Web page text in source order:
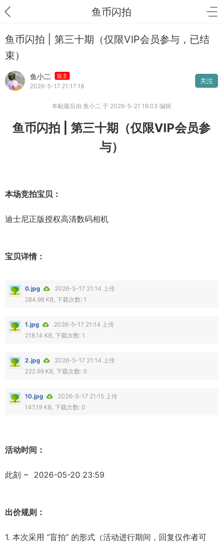
鱼币闪拍
鱼币闪拍 | 第三十期（仅限VIP会员参与，已结
束）
鱼小二 版主
2026-5-17 21:17:18
关注
本帖最后由 鱼小二 于 2026-5-21 18:03 编辑
鱼币闪拍 | 第三十期（仅限VIP会员参
与）
本场竞拍宝贝：
迪士尼正版授权高清数码相机
宝贝详情：
0.jpg
2026-5-17 21:14 上传
284.98 KB, 下载次数: 1
1.jpg
2026-5-17 21:14 上传
218.14 KB, 下载次数: 1
2.jpg
2026-5-17 21:14 上传
222.99 KB, 下载次数: 0
10.jpg
2026-5-17 21:15 上传
147.19 KB, 下载次数: 0
活动时间：
此刻 ~ 2026-05-20 23:59
出价规则：
1. 本次采用 “盲拍” 的形式（活动进行期间，回复仅作者可